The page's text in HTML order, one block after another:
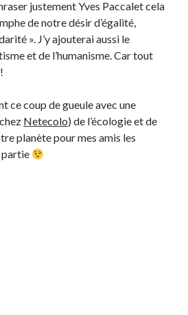
justement Yves Paccalet cela
de notre désir d’égalité,
». J’y ajouterai aussi le
et de l’humanisme. Car tout
ce coup de gueule avec une
Netecolo) de l’écologie et de
planète pour mes amis les
partie